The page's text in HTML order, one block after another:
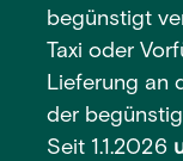
begünstigt
Taxi oder
Lieferung an
der
Seit 1.1.2026